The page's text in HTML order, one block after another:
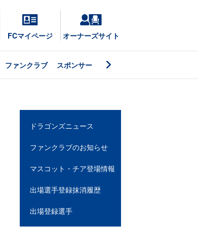
FCマイページ オーナーズサイト
ファンクラブ スポンサー
ドラゴンズニュース
ファンクラブのお知らせ
マスコット・チア登場情報
出場選手登録抹消履歴
出場登録選手